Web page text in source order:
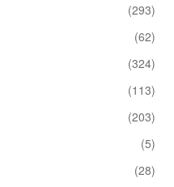
(293)
(62)
(324)
(113)
(203)
(5)
(28)